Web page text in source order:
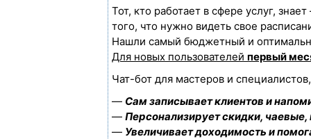
Тот, кто работает в сфере услуг,
того, что нужно видеть свое
Нашли самый бюджетный и
Для новых пользователей первый
Чат-бот для мастеров и
— Сам записывает клиентов и
— Персонализирует скидки,
— Увеличивает доходимость и